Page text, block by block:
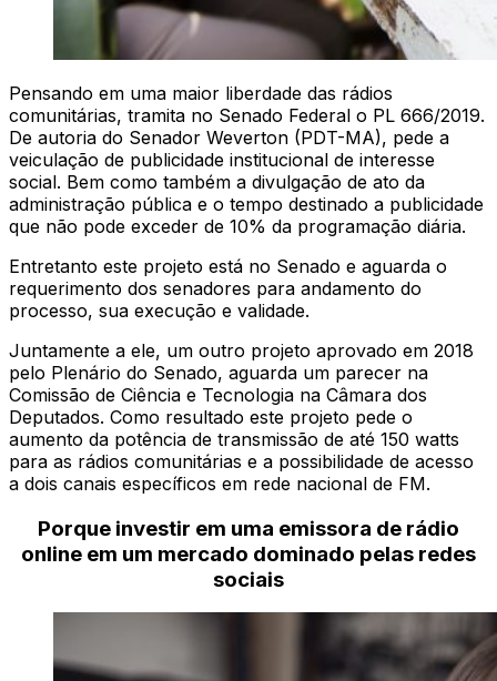
Pensando em uma maior liberdade das rádios
comunitárias, tramita no Senado Federal o PL 666/2019.
De autoria do Senador Weverton (PDT-MA), pede a
veiculação de publicidade institucional de interesse
social. Bem como também a divulgação de ato da
administração pública e o tempo destinado a publicidade
que não pode exceder de 10% da programação diária.
Entretanto este projeto está no Senado e aguarda o
requerimento dos senadores para andamento do
processo, sua execução e validade.
Juntamente a ele, um outro projeto aprovado em 2018
pelo Plenário do Senado, aguarda um parecer na
Comissão de Ciência e Tecnologia na Câmara dos
Deputados. Como resultado este projeto pede o
aumento da potência de transmissão de até 150 watts
para as rádios comunitárias e a possibilidade de acesso
a dois canais específicos em rede nacional de FM.
Porque investir em uma emissora de rádio
online em um mercado dominado pelas redes
sociais